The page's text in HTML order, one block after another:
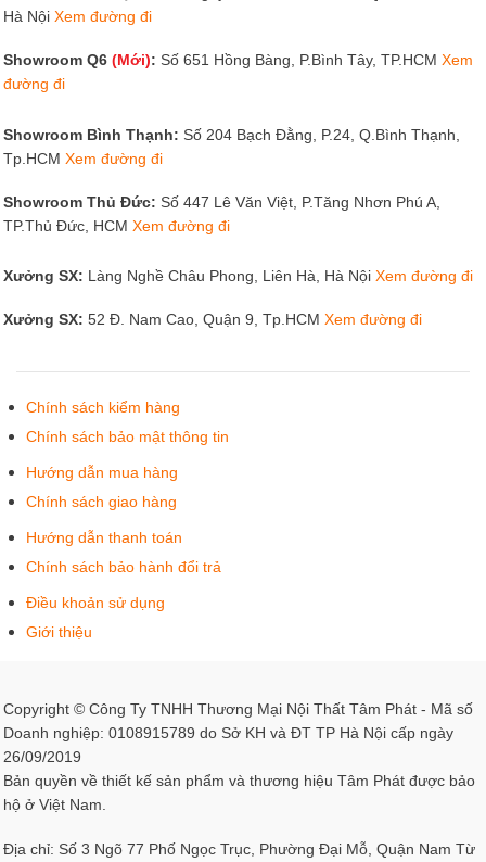
Quý khách tham khảo các mẫu bàn ghế phòng khách đẹp
tại Tâm Phát:
Lợi ích và ứng dụng của ghế gỗ nằm
đường nét thanh thoát, tinh tế mang đến rất nhiều lợi ích
cho người sử dụng. Vậy đó là gì?
Thư giãn, nghỉ ngơi
Với thiết kế nằm ngả lưng, ghế gỗ nằm giúp bạn có thể
Hà Nội Xem đường đi
Showroom Q6 (Mới): Số 651 Hồng Bàng, P.Bình Tây, TP.HCM Xem
đường đi
Showroom Bình Thạnh: Số 204 Bạch Đằng, P.24, Q.Bình Thạnh,
Tp.HCM Xem đường đi
Showroom Thủ Đức: Số 447 Lê Văn Việt, P.Tăng Nhơn Phú A,
TP.Thủ Đức, HCM Xem đường đi
Xưởng SX: Làng Nghề Châu Phong, Liên Hà, Hà Nội Xem đường đi
Xưởng SX: 52 Đ. Nam Cao, Quận 9, Tp.HCM Xem đường đi
Chính sách kiểm hàng
Chính sách bảo mật thông tin
Hướng dẫn mua hàng
Chính sách giao hàng
Hướng dẫn thanh toán
Chính sách bảo hành đổi trả
Điều khoản sử dụng
Giới thiệu
Copyright © Công Ty TNHH Thương Mại Nội Thất Tâm Phát - Mã số
Doanh nghiệp: 0108915789 do Sở KH và ĐT TP Hà Nội cấp ngày
26/09/2019
Bản quyền về thiết kế sản phẩm và thương hiệu Tâm Phát được bảo
hộ ở Việt Nam.
Địa chỉ: Số 3 Ngõ 77 Phố Ngọc Trục, Phường Đại Mỗ, Quận Nam Từ